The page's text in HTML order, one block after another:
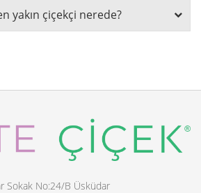
yakın çiçekçi nerede?
Sokak No:24/B Üsküdar